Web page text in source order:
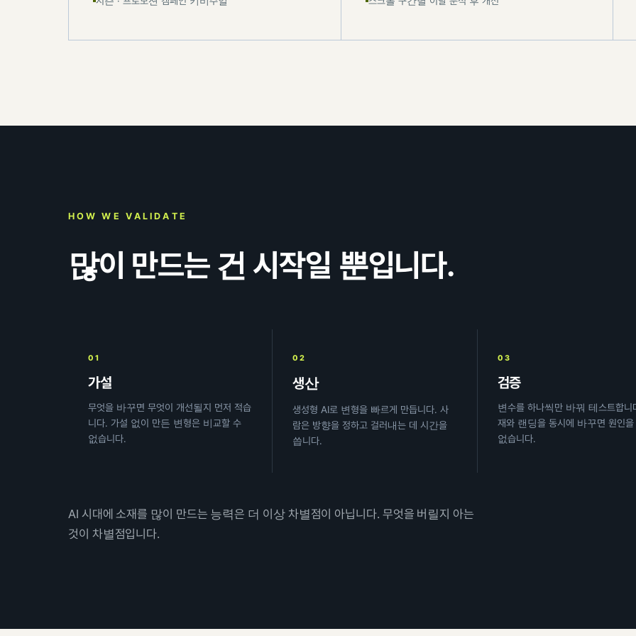
HOW WE VALIDATE
많이 만드는 건 시작일 뿐입니다.
01
가설
무엇을 바꾸면 무엇이 개선될지 먼저 적습
니다. 가설 없이 만든 변형은 비교할 수
없습니다.
02
생산
생성형 AI로 변형을 빠르게 만듭니다. 사
람은 방향을 정하고 걸러내는 데 시간을
씁니다.
03
검증
변수를 하나씩만 바꿔 테스트합니
재와 랜딩을 동시에 바꾸면 원인을
없습니다.
AI 시대에 소재를 많이 만드는 능력은 더 이상 차별점이 아닙니다. 무엇을 버릴지 아는
것이 차별점입니다.